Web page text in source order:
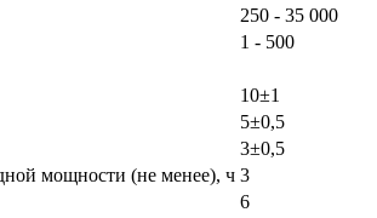
250 - 35 000
1 - 500
10±1
5±0,5
3±0,5
мощности (не менее), ч 3
6